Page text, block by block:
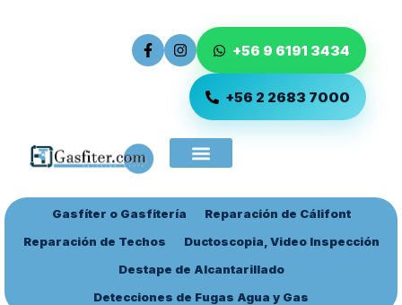
+56 9 6191 3434
+56 2 2683 7000
Gasfíter o Gasfitería
Reparación de Cálifont
Reparación de Techos
Ductoscopia, Video Inspección
Destape de Alcantarillado
Detecciones de Fugas Agua y Gas